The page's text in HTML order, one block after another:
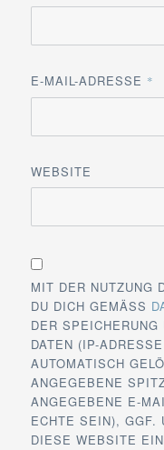
E-MAIL-ADRESSE *
WEBSITE
MIT DER NUTZUNG
DU DICH GEMÄSS
DER
DATEN (IP-
AUTOMATISCH
ANGEGEBENE
ANGEGEBENE E-
ECHTE SEIN), GGF.
DIESE WEBSITE